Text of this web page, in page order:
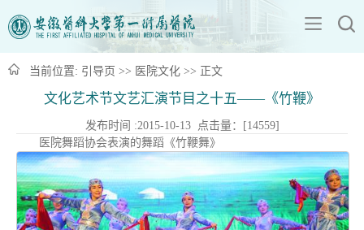
当前位置: 引导页 >> 医院文化 >> 正文
文化艺术节文艺汇演节目之十五——《竹鞭》
发布时间 :2015-10-13 点击量：[14559]
医院舞蹈协会表演的舞蹈《竹鞭舞》